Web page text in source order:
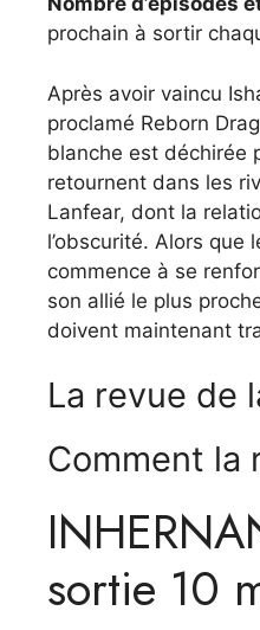
prochain à sortir
Après avoir vaincu
proclamé Reborn
blanche est déchirée
retournent dans les
Lanfear, dont la
l’obscurité. Alors
commence à se
son allié le plus
doivent maintenant
La revue de
Comment la
sortie 10